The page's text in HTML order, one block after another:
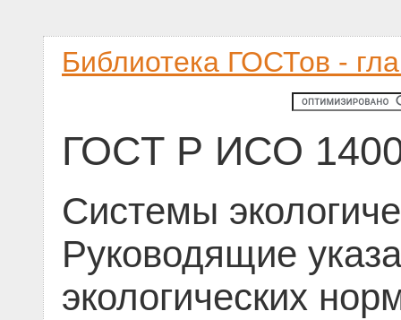
Библиотека ГОСТов -
ГОСТ Р ИСО
Системы
Руководящие
экологических